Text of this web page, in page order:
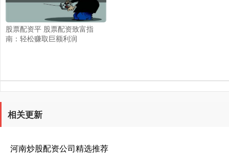
股票配资平 股票配资致富指
南：轻松赚取巨额利润
相关更新
河南炒股配资公司精选推荐